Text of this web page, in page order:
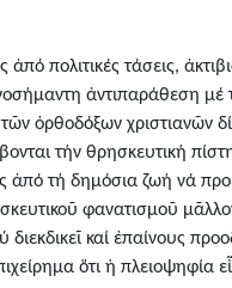
πολιτικές τάσεις,
ἀντιπαράθεση μέ
ὀρθοδόξων χριστιανῶν
τήν θρησκευτική
ἀπό τή δημόσια ζωή νά
φανατισμοῦ
καί ἐπαίνους
ὅτι ἡ πλειοψηφία